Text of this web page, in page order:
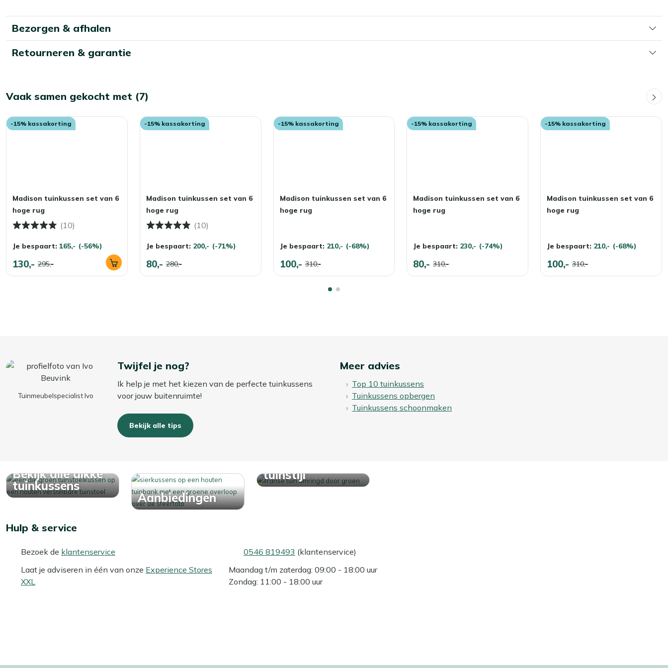
pagina
Bezorgen & afhalen
Retourneren & garantie
Vaak samen gekocht met (7)
-15% kassakorting
Madison tuinkussen set van 6
hoge rug
(10)
Je bespaart: 165,- (-56%)
130,- 295,-
-15% kassakorting
Madison tuinkussen set van 6
hoge rug
(10)
Je bespaart: 200,- (-71%)
80,- 280,-
-15% kassakorting
Madison tuinkussen set van 6
hoge rug
Je bespaart: 210,- (-68%)
100,- 310,-
-15% kassakorting
Madison tuinkussen set van 6
hoge rug
Je bespaart: 230,- (-74%)
80,- 310,-
-15% kassakorting
Madison tuinkussen set van 6
hoge rug
Je bespaart: 210,- (-68%)
100,- 310,-
Tuinmeubelspecialist Ivo
Twijfel je nog?
Ik help je met het kiezen van de perfecte tuinkussens
voor jouw buitenruimte!
Bekijk alle tips
Meer advies
Top 10 tuinkussens
Tuinkussens opbergen
Tuinkussens schoonmaken
Bekijk alle dikke
tuinkussens
Aanbiedingen
tuinstijl
Hulp & service
Bezoek de klantenservice
Laat je adviseren in één van onze Experience Stores
XXL
0546 819493 (klantenservice)
Maandag t/m zaterdag: 09:00 - 18:00 uur
Zondag: 11:00 - 18:00 uur